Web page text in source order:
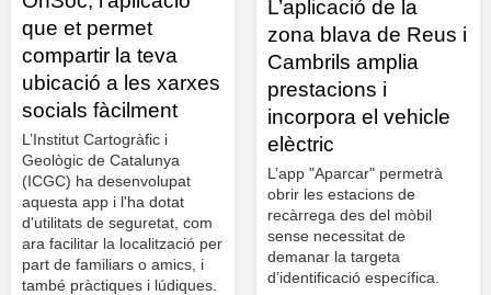
que et permet
compartir la teva
ubicació a les xarxes
socials fàcilment
L’Institut Cartogràfic i
Geològic de Catalunya
(ICGC) ha desenvolupat
aquesta app i l'ha dotat
d'utilitats de seguretat, com
ara facilitar la localització per
part de familiars o amics, i
també pràctiques i lúdiques.
L’aplicació de la
zona blava de Reus i
Cambrils amplia
prestacions i
incorpora el vehicle
elèctric
L’app "Aparcar" permetrà
obrir les estacions de
recàrrega des del mòbil
sense necessitat de
demanar la targeta
d’identificació específica.